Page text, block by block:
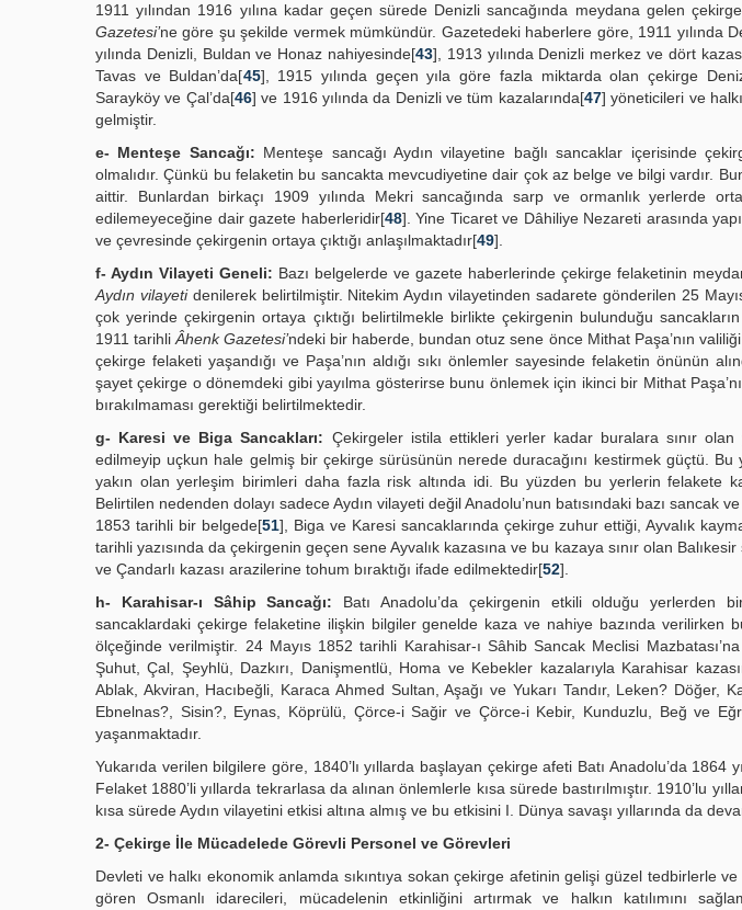
1911 yılından 1916 yılına kadar geçen sürede Denizli sancağında meydana gelen
Gazetesi’ne göre şu şekilde vermek mümkündür. Gazetedeki haberlere göre, 1911 yılında
yılında Denizli, Buldan ve Honaz nahiyesinde[43], 1913 yılında Denizli merkez ve dört
Tavas ve Buldan’da[45], 1915 yılında geçen yıla göre fazla miktarda olan çekirge
Sarayköy ve Çal’da[46] ve 1916 yılında da Denizli ve tüm kazalarında[47] yöneticileri ve
gelmiştir.
e- Menteşe Sancağı: Menteşe sancağı Aydın vilayetine bağlı sancaklar içerisinde
olmalıdır. Çünkü bu felaketin bu sancakta mevcudiyetine dair çok az belge ve bilgi vardır.
aittir. Bunlardan birkaçı 1909 yılında Mekri sancağında sarp ve ormanlık yerlerde
edilemeyeceğine dair gazete haberleridir[48]. Yine Ticaret ve Dâhiliye Nezareti arasında
ve çevresinde çekirgenin ortaya çıktığı anlaşılmaktadır[49].
f- Aydın Vilayeti Geneli: Bazı belgelerde ve gazete haberlerinde çekirge felaketinin
Aydın vilayetidenilerek belirtilmiştir. Nitekim Aydın vilayetinden sadarete gönderilen 25
çok yerinde çekirgenin ortaya çıktığı belirtilmekle birlikte çekirgenin bulunduğu
1911 tarihliÂhenk Gazetesi’ndeki bir haberde, bundan otuz sene önce Mithat Paşa’nın
çekirge felaketi yaşandığı ve Paşa’nın aldığı sıkı önlemler sayesinde felaketin önünün
şayet çekirge o dönemdeki gibi yayılma gösterirse bunu önlemek için ikinci bir Mithat
bırakılmaması gerektiği belirtilmektedir.
g- Karesi ve Biga Sancakları: Çekirgeler istila ettikleri yerler kadar buralara sınır
edilmeyip uçkun hale gelmiş bir çekirge sürüsünün nerede duracağını kestirmek güçtü. Bu
yakın olan yerleşim birimleri daha fazla risk altında idi. Bu yüzden bu yerlerin felakete
Belirtilen nedenden dolayı sadece Aydın vilayeti değil Anadolu’nun batısındaki bazı sancak
1853 tarihli bir belgede[51], Biga ve Karesi sancaklarında çekirge zuhur ettiği, Ayvalık
tarihli yazısında da çekirgenin geçen sene Ayvalık kazasına ve bu kazaya sınır olan
ve Çandarlı kazası arazilerine tohum bıraktığı ifade edilmektedir[52].
h- Karahisar-ı Sâhip Sancağı: Batı Anadolu’da çekirgenin etkili olduğu yerlerden
sancaklardaki çekirge felaketine ilişkin bilgiler genelde kaza ve nahiye bazında verilirken
ölçeğinde verilmiştir. 24 Mayıs 1852 tarihli Karahisar-ı Sâhib Sancak Meclisi
Şuhut, Çal, Şeyhlü, Dazkırı, Danişmentlü, Homa ve Kebekler kazalarıyla Karahisar
Ablak, Akviran, Hacıbeğli, Karaca Ahmed Sultan, Aşağı ve Yukarı Tandır, Leken? Döğer,
Ebnelnas?, Sisin?, Eynas, Köprülü, Çörce-i Sağir ve Çörce-i Kebir, Kunduzlu, Beğ ve
yaşanmaktadır.
Yukarıda verilen bilgilere göre, 1840’lı yıllarda başlayan çekirge afeti Batı Anadolu’da 1864
Felaket 1880’li yıllarda tekrarlasa da alınan önlemlerle kısa sürede bastırılmıştır. 1910’lu
kısa sürede Aydın vilayetini etkisi altına almış ve bu etkisini I. Dünya savaşı yıllarında da
2- Çekirge İle Mücadelede Görevli Personel ve Görevleri
Devleti ve halkı ekonomik anlamda sıkıntıya sokan çekirge afetinin gelişi güzel tedbirlerle ve
gören Osmanlı idarecileri, mücadelenin etkinliğini artırmak ve halkın katılımını